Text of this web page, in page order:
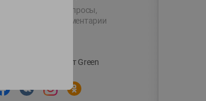
Пишите нам свои вопросы,
предложения и комментарии
Корпоративный сайт Green